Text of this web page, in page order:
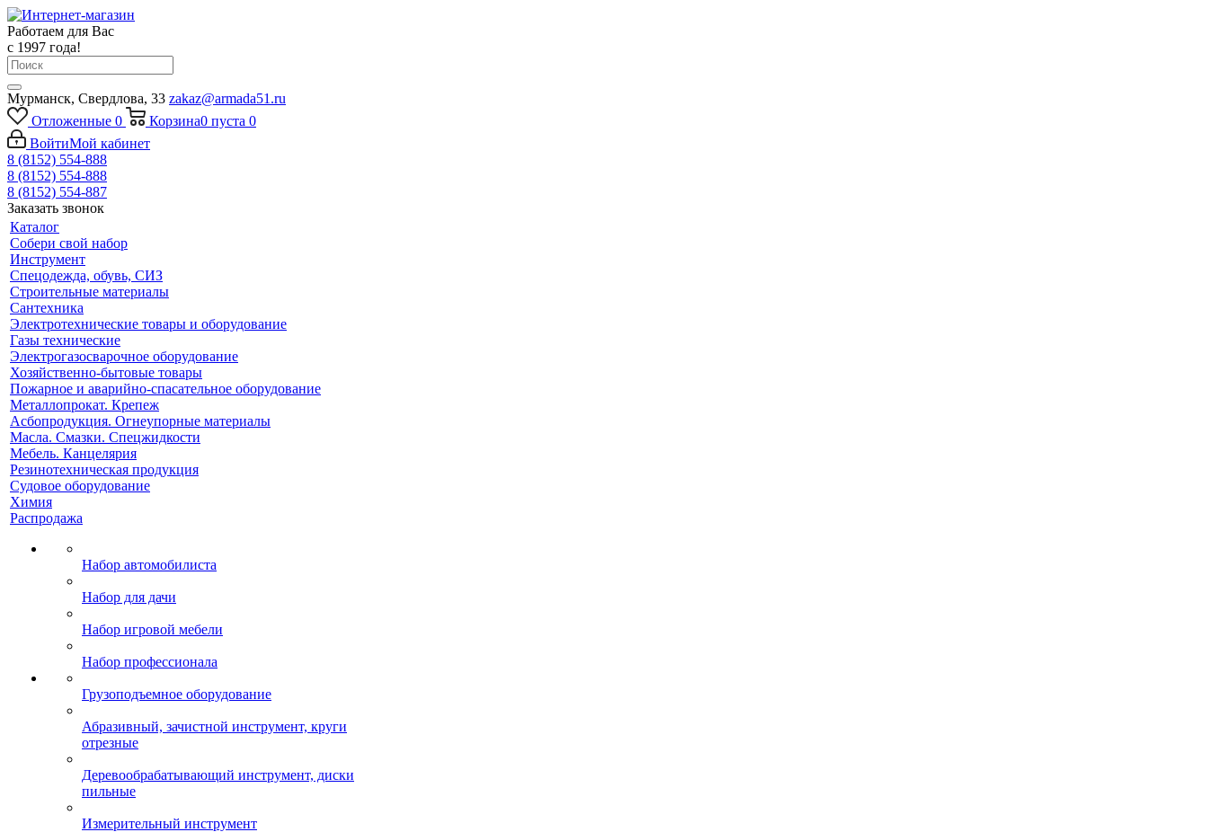
Работаем для Вас
с 1997 года!
Мурманск, Свердлова, 33 zakaz@armada51.ru
Отложенные 0 Корзина0 пуста 0
ВойтиМой кабинет
8 (8152) 554-888
8 (8152) 554-888
8 (8152) 554-887
Заказать звонок
Каталог
Собери свой набор
Инструмент
Спецодежда, обувь, СИЗ
Строительные материалы
Сантехника
Электротехнические товары и оборудование
Газы технические
Электрогазосварочное оборудование
Хозяйственно-бытовые товары
Пожарное и аварийно-спасательное оборудование
Металлопрокат. Крепеж
Асбопродукция. Огнеупорные материалы
Масла. Смазки. Спецжидкости
Мебель. Канцелярия
Резинотехническая продукция
Судовое оборудование
Химия
Распродажа
Набор автомобилиста
Набор для дачи
Набор игровой мебели
Набор профессионала
Грузоподъемное оборудование
Абразивный, зачистной инструмент, круги
отрезные
Деревообрабатывающий инструмент, диски
пильные
Измерительный инструмент